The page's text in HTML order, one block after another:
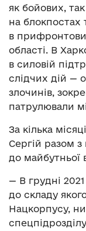
як бойових,
на блокпостах
в
області. В
в силовій
слідчих дій —
злочинів,
патрулювали
За кілька
Сергій разом
до майбутньої
— В грудні
до складу
Нацкорпусу,